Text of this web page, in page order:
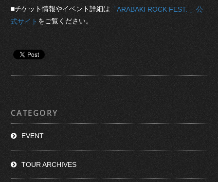
■チケット情報やイベント詳細は 「ARABAKI ROCK FEST. 」公
式サイト をご覧ください。
CATEGORY
EVENT
TOUR ARCHIVES